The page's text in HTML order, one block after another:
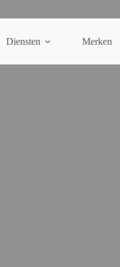
Diensten Merken